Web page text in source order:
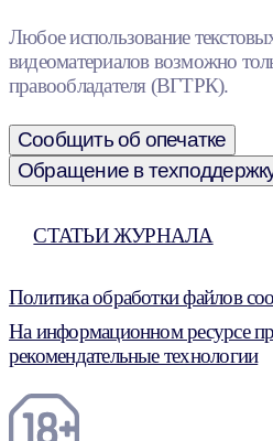
Любое использование
видеоматериалов возможно
правообладателя (ВГТРК).
Сообщить об опечатке
Обращение в
СТАТЬИ ЖУРНАЛА
Политика обработки файлов
На информационном ресурсе
рекомендательные технологии